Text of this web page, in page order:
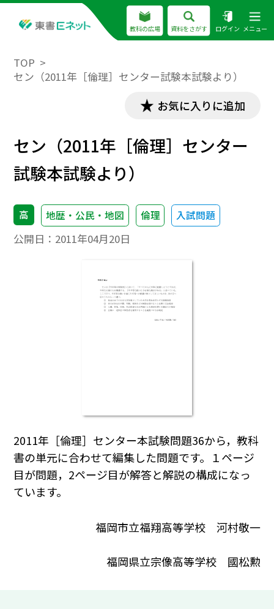
教科の広場 資料をさがす ログイン メニュー
TOP
セン（2011年［倫理］センター試験本試験より）
お気に入りに追加
セン（2011年［倫理］センター
試験本試験より）
高 地歴・公民・地図 倫理 入試問題
公開日： 2011年04月20日
2011年［倫理］センター本試験問題36から，教科
書の単元に合わせて編集した問題です。１ページ
目が問題，2ページ目が解答と解説の構成になっ
ています。
福岡市立福翔高等学校 河村敬一
福岡県立宗像高等学校 國松勲